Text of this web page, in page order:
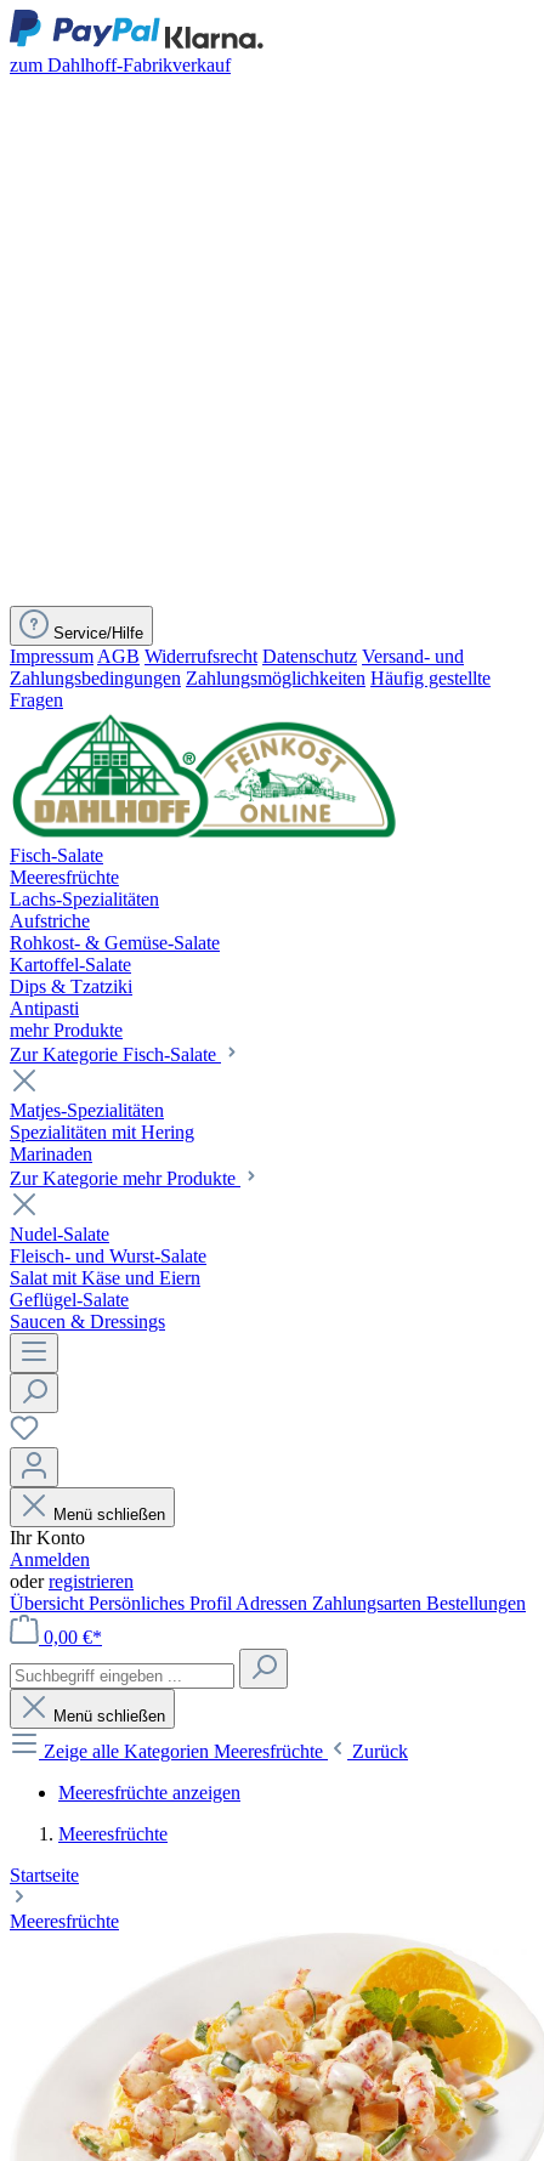
zum Dahlhoff-Fabrikverkauf
Service/Hilfe
Impressum AGB Widerrufsrecht Datenschutz Versand- und
Zahlungsbedingungen Zahlungsmöglichkeiten Häufig gestellte
Fragen
Fisch-Salate
Meeresfrüchte
Lachs-Spezialitäten
Aufstriche
Rohkost- & Gemüse-Salate
Kartoffel-Salate
Dips & Tzatziki
Antipasti
mehr Produkte
Zur Kategorie Fisch-Salate
Matjes-Spezialitäten
Spezialitäten mit Hering
Marinaden
Zur Kategorie mehr Produkte
Nudel-Salate
Fleisch- und Wurst-Salate
Salat mit Käse und Eiern
Geflügel-Salate
Saucen & Dressings
Menü schließen
Ihr Konto
Anmelden
oderregistrieren
Übersicht Persönliches Profil Adressen Zahlungsarten Bestellungen
0,00 €*
Menü schließen
Zeige alle Kategorien Meeresfrüchte
Zurück
Meeresfrüchte anzeigen
Meeresfrüchte
Startseite
Meeresfrüchte